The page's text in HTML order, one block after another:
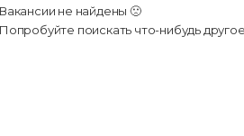
Вакансии не найдены 🙁
Попробуйте поискать что-нибудь другое.